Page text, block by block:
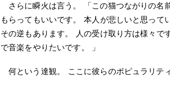
さらに瞬火は言う 。 「この猫つながりの名
もらってもいいです。 本人が悲しいと思って
その逆もあります。 人の受け取り方は様々で
で音楽をやりたいです 。 」
何という達観。 ここに彼らのポピュラリテ